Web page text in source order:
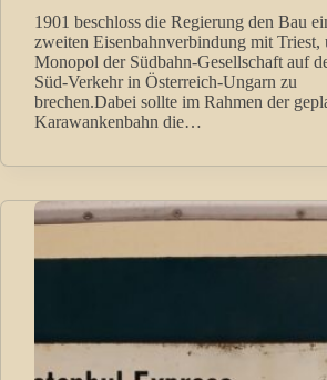
1901 beschloss die Regierung den Bau
zweiten Eisenbahnverbindung mit Triest,
Monopol der Südbahn-Gesellschaft auf
Süd-Verkehr in Österreich-Ungarn zu
brechen.Dabei sollte im Rahmen der
Karawankenbahn die…